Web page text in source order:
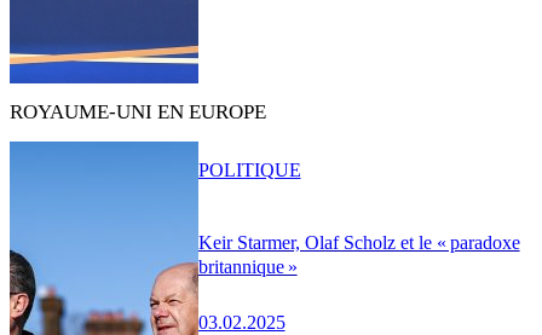
ROYAUME-UNI EN EUROPE
Keir Starmer, Olaf Scholz et le « paradoxe
britannique »
03.02.2025
POLITIQUE